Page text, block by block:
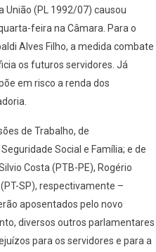
União (PL 1992/07) causou
feira na Câmara. Para o
Alves Filho, a medida combate
os futuros servidores. Já
em risco a renda dos
de Trabalho, de
Social e Família; e de
Costa (PTB-PE), Rogério
SP), respectivamente –
aposentados pelo novo
diversos outros parlamentares
para os servidores e para a